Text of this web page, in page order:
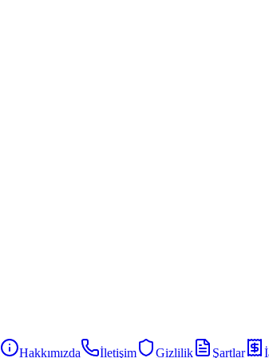
Hakkımızda İletişim Gizlilik Şartlar